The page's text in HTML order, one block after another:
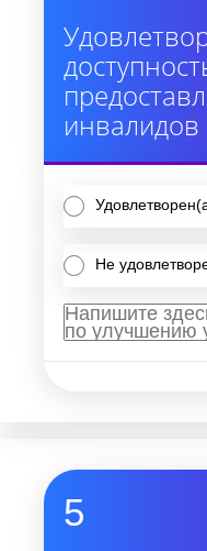
инвалидов
Не
5